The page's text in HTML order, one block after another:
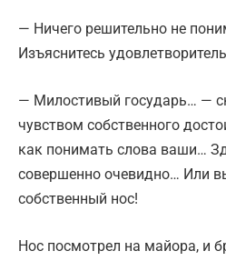
— Ничего решительно не
Изъяснитесь
— Милостивый государь… —
чувством собственного
как понимать слова ваши…
совершенно очевидно… Или
собственный нос!
Нос посмотрел на майора, и